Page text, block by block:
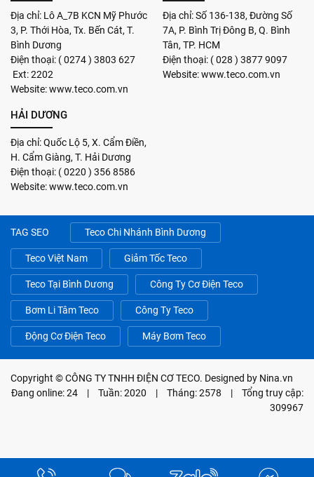
Địa chỉ: Lô A_7B KCN Mỹ Phước
3, P. Thới Hòa, Tx. Bến Cát, T.
Bình Dương
Điện thoại: ( 0274 ) 3803 627
Ext: 2202
Website: www.teco.com.vn
Địa chỉ: Số 136-138, Đường Số
7A, P. Bình Trị Đông B, Q. Bình
Tân, TP. HCM
Điện thoại: ( 028 ) 3877 9097
Website: www.teco.com.vn
HẢI DƯƠNG
Địa chỉ: Quốc Lộ 5, X. Cẩm Điền,
H. Cẩm Giàng, T. Hải Dương
Điện thoại: ( 0220 ) 356 8586
Website: www.teco.com.vn
TAG SEO Teco Chi Nhánh Bình Dương
Teco Việt Nam Giảm Tốc Teco
Teco Tại Bình Dương Công Ty Cơ Điện Teco
Bơm Li Tâm Teco Công Ty Teco
Động Cơ Điện Teco Máy Bơm Teco
Copyright ©CÔNG TY TNHH ĐIỆN CƠ TECO. Designed by Nina.vn
Đang online: 24
| Tuần: 2020 | Tháng: 2578 |
Tổng truy cập:
309967